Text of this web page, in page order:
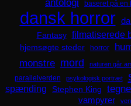
antologi baseret på en
dansk horror
Fantasy filmatiserede
hjemsøgte steder
horror
monstre mord naturen går
parallelverden psykologisk portræt
spænding Stephen King
vampyrer